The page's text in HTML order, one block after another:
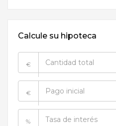
Calcule su hipoteca
€
€
%